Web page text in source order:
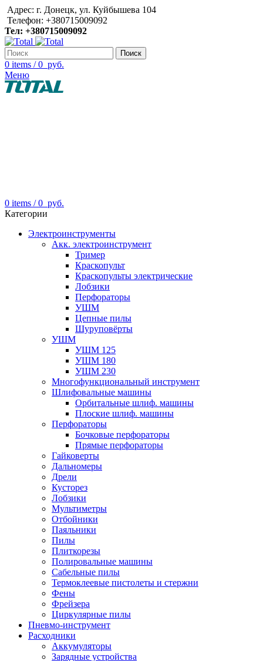
Адрес: г. Донецк, ул. Куйбышева 104
Телефон: +380715009092
Тел: +380715009092
Поиск
0 items / 0 руб.
Меню
0 items / 0 руб.
Категории
Электроинструменты
Акк. электроинструмент
Тример
Краскопульт
Краскопульты электрические
Лобзики
Перфораторы
УШМ
Цепные пилы
Шуруповёрты
УШМ
УШМ 125
УШМ 180
УШМ 230
Многофункциональный инструмент
Шлифовальные машины
Орбитальные шлиф. машины
Плоские шлиф. машины
Перфораторы
Бочковые перфораторы
Прямые перфораторы
Гайковерты
Дальномеры
Дрели
Кусторез
Лобзики
Мультиметры
Отбойники
Паяльники
Пилы
Плиткорезы
Полировальные машины
Сабельные пилы
Термоклеевые пистолеты и стержни
Фены
Фрейзера
Циркулярные пилы
Пневмо-инструмент
Расходники
Аккумуляторы
Зарядные устройства